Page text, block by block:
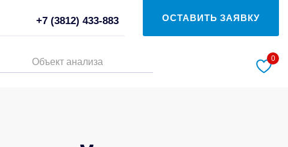
+7 (3812) 433-883 ОСТАВИТЬ ЗАЯВКУ
Объект анализа 0